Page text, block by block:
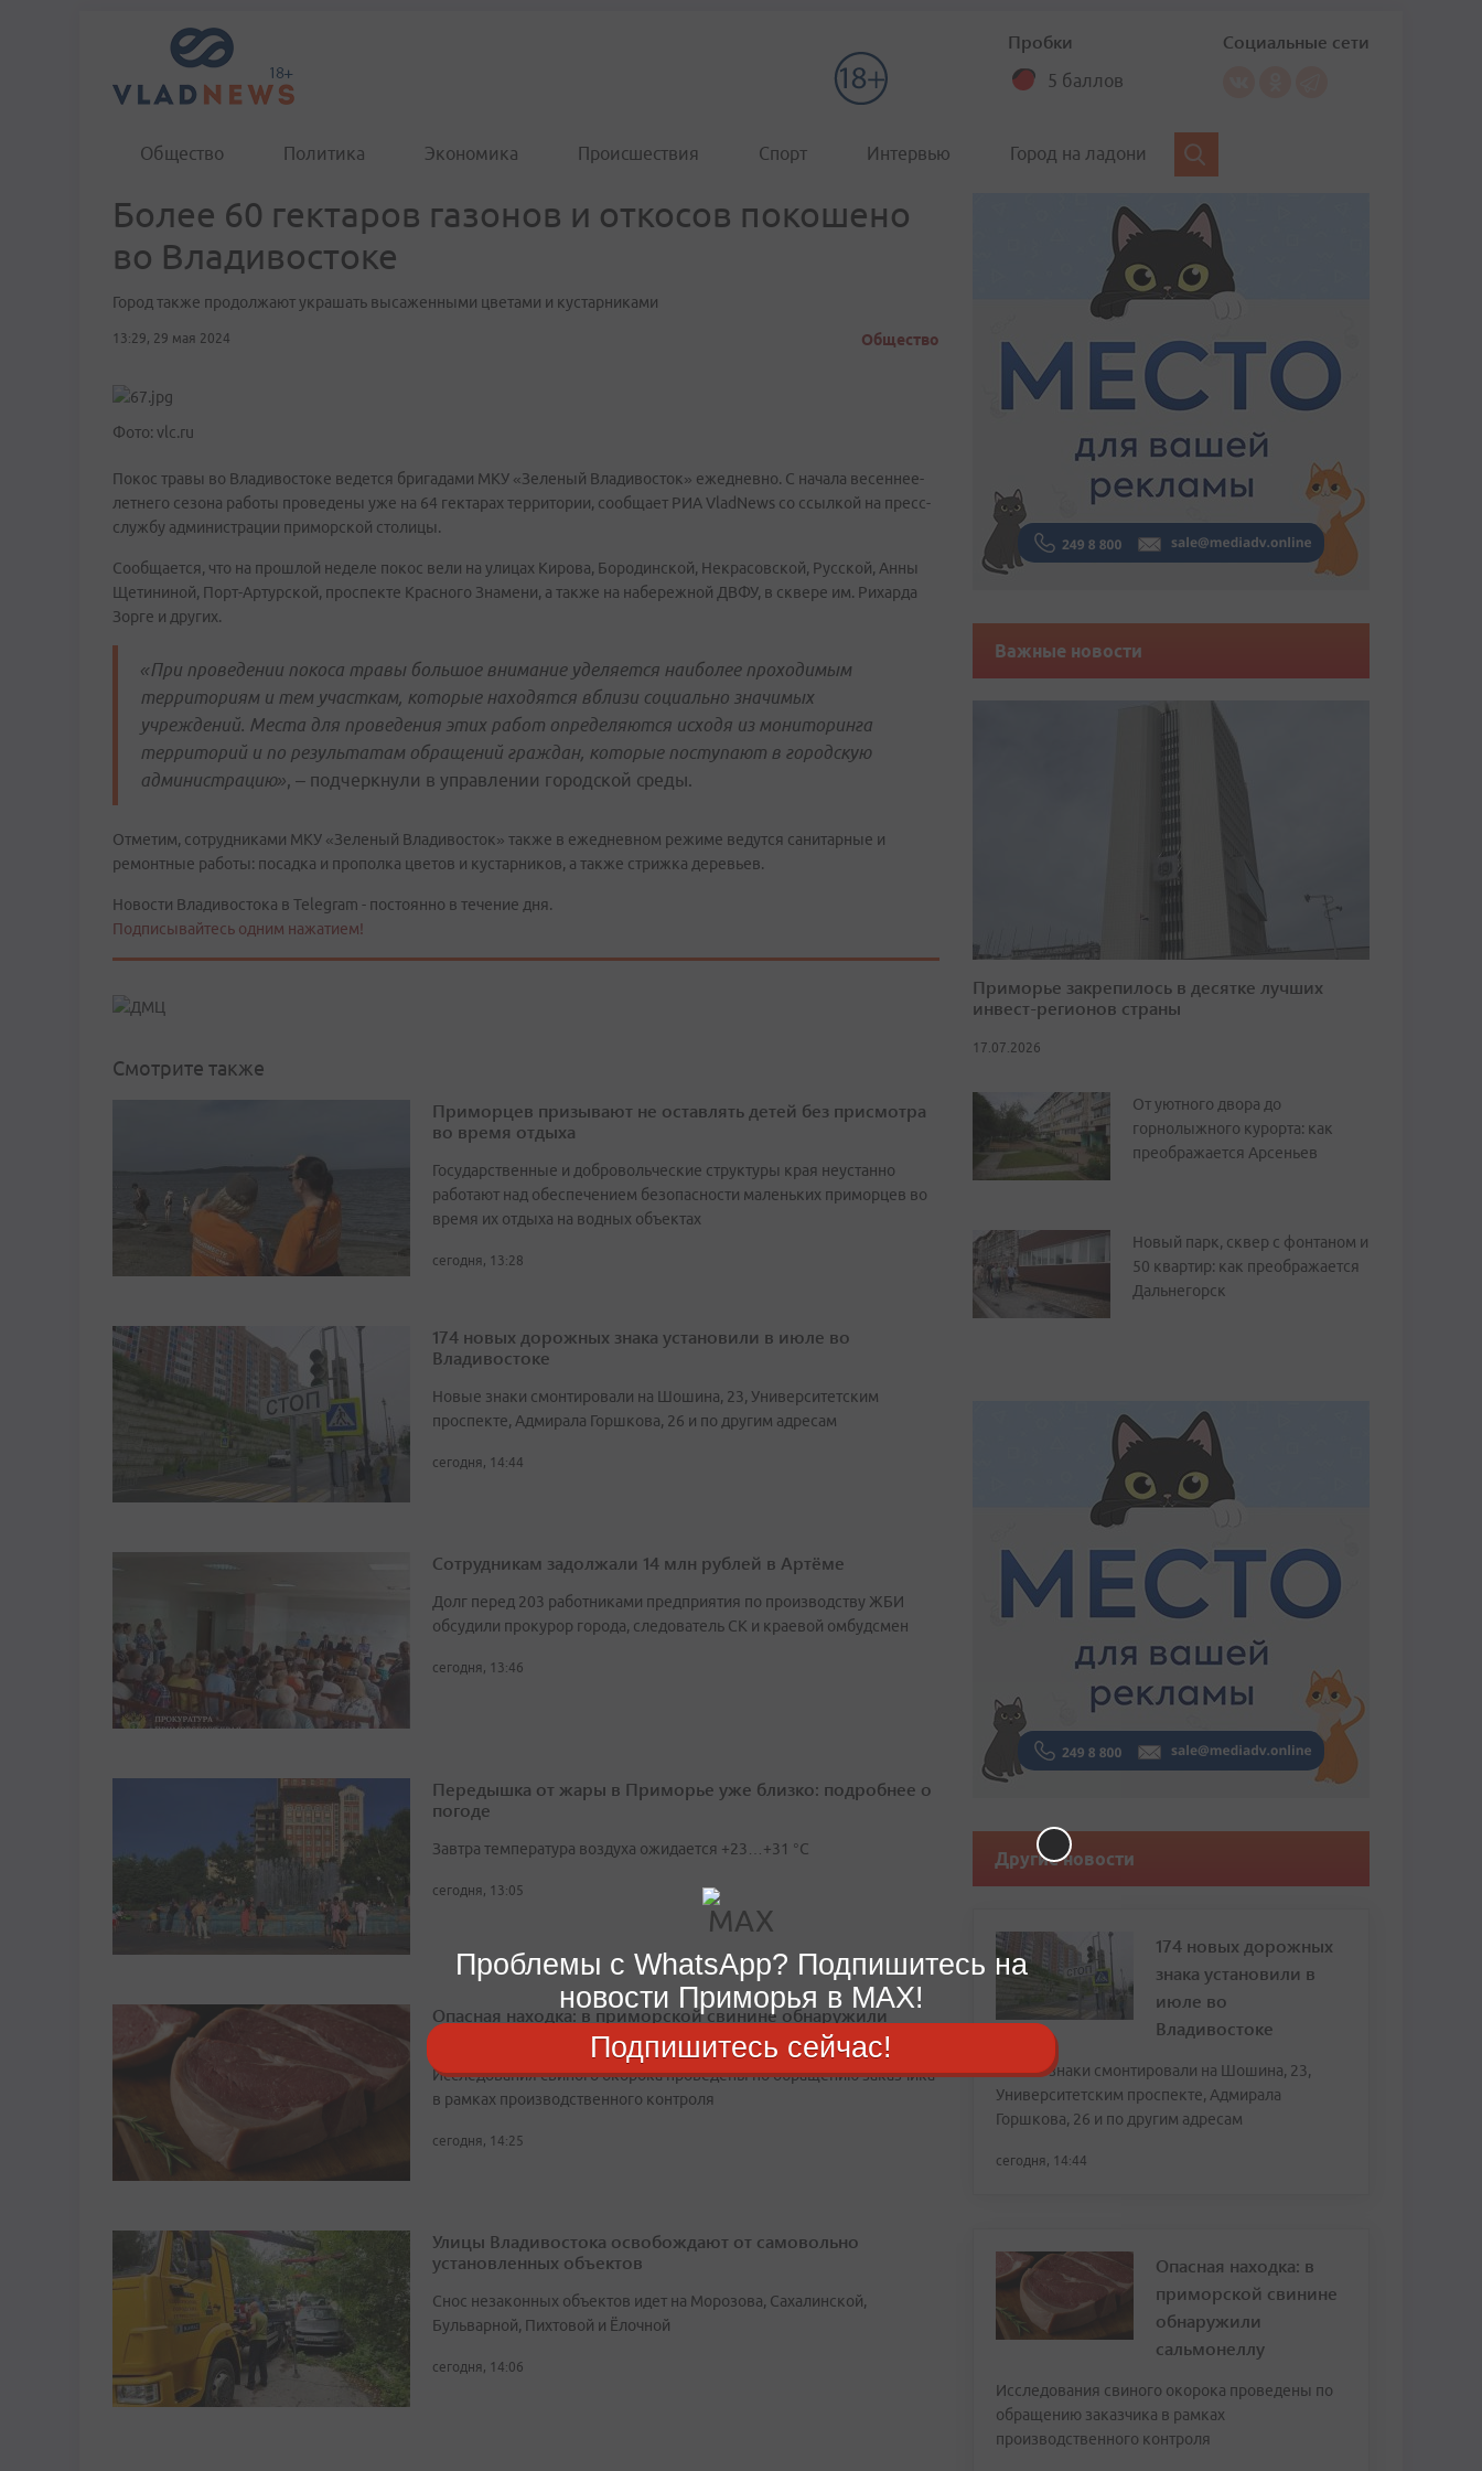
Пробки
5 баллов
Социальные сети
Общество Политика Экономика Происшествия Спорт Интервью Город на ладони
Более 60 гектаров газонов и откосов покошено
во Владивостоке
Город также продолжают украшать высаженными цветами и кустарниками
13:29, 29 мая 2024 Общество
Фото: vlc.ru
Покос травы во Владивостоке ведется бригадами МКУ «Зеленый Владивосток» ежедневно. С начала весеннее-
летнего сезона работы проведены уже на 64 гектарах территории, сообщает РИА VladNews со ссылкой на пресс-
службу администрации приморской столицы.
Сообщается, что на прошлой неделе покос вели на улицах Кирова, Бородинской, Некрасовской, Русской, Анны
Щетининой, Порт-Артурской, проспекте Красного Знамени, а также на набережной ДВФУ, в сквере им. Рихарда
Зорге и других.
«При проведении покоса травы большое внимание уделяется наиболее проходимым
территориям и тем участкам, которые находятся вблизи социально значимых
учреждений. Места для проведения этих работ определяются исходя из мониторинга
территорий и по результатам обращений граждан, которые поступают в городскую
администрацию», – подчеркнули в управлении городской среды.
Отметим, сотрудниками МКУ «Зеленый Владивосток» также в ежедневном режиме ведутся санитарные и
ремонтные работы: посадка и прополка цветов и кустарников, а также стрижка деревьев.
Новости Владивостока в Telegram - постоянно в течение дня.
Подписывайтесь одним нажатием!
Смотрите также
Приморцев призывают не оставлять детей без присмотра
во время отдыха
Государственные и добровольческие структуры края неустанно
работают над обеспечением безопасности маленьких приморцев во
время их отдыха на водных объектах
сегодня, 13:28
174 новых дорожных знака установили в июле во
Владивостоке
Новые знаки смонтировали на Шошина, 23, Университетским
проспекте, Адмирала Горшкова, 26 и по другим адресам
сегодня, 14:44
Сотрудникам задолжали 14 млн рублей в Артёме
Долг перед 203 работниками предприятия по производству ЖБИ
обсудили прокурор города, следователь СК и краевой омбудсмен
сегодня, 13:46
Передышка от жары в Приморье уже близко: подробнее о
погоде
Завтра температура воздуха ожидается +23…+31 °C
сегодня, 13:05
Опасная находка: в приморской свинине обнаружили
сальмонеллу
Исследования свиного окорока проведены по обращению заказчика
в рамках производственного контроля
сегодня, 14:25
Улицы Владивостока освобождают от самовольно
установленных объектов
Снос незаконных объектов идет на Морозова, Сахалинской,
Бульварной, Пихтовой и Ёлочной
сегодня, 14:06
Важные новости
Приморье закрепилось в десятке лучших
инвест-регионов страны
17.07.2026
От уютного двора до
горнолыжного курорта: как
преображается Арсеньев
Новый парк, сквер с фонтаном и
50 квартир: как преображается
Дальнегорск
Другие новости
174 новых дорожных
знака установили в
июле во
Владивостоке
Новые знаки смонтировали на Шошина, 23,
Университетским проспекте, Адмирала
Горшкова, 26 и по другим адресам
сегодня, 14:44
Опасная находка: в
приморской свинине
обнаружили
сальмонеллу
Исследования свиного окорока проведены по
обращению заказчика в рамках
производственного контроля
Проблемы с WhatsApp? Подпишитесь на
новости Приморья в MAX!
Подпишитесь сейчас!